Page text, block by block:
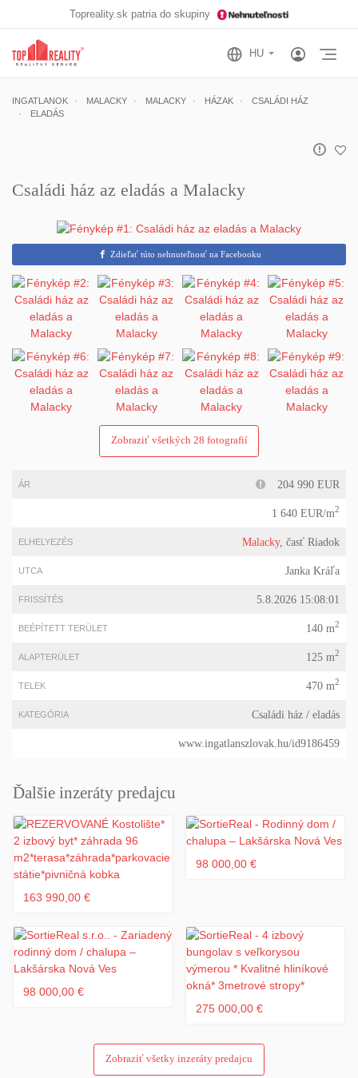
Topreality.sk patria do skupiny
INGATLANOK MALACKY MALACKY HÁZAK
CSALÁDI HÁZ
ELADÁS
Családi ház az eladás a Malacky
Zdieľať túto nehnuteľnosť na Facebooku
Zobraziť všetkých 28 fotografií
ÁR 204 990 EUR
1 640 EUR/m2
ELHELYEZÉS Malacky, časť Riadok
UTCA Janka Kráľa
FRISSÍTÉS 5.8.2026 15:08:01
BEÉPÍTETT TERÜLET 140 m2
ALAPTERÜLET 125 m2
TELEK 470 m2
KATEGÓRIA Családi ház / eladás
www.ingatlanszlovak.hu/id9186459
Ďalšie inzeráty predajcu
163 990,00 €
98 000,00 €
98 000,00 €
275 000,00 €
Zobraziť všetky inzeráty predajcu